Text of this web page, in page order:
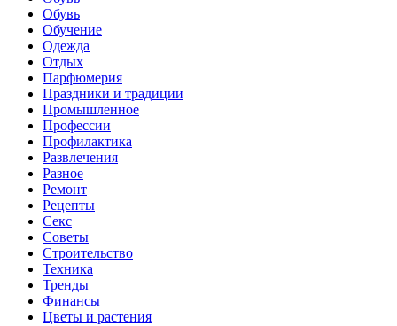
Обувь
Обучение
Одежда
Отдых
Парфюмерия
Праздники и традиции
Промышленное
Профессии
Профилактика
Развлечения
Разное
Ремонт
Рецепты
Секс
Советы
Строительство
Техника
Тренды
Финансы
Цветы и растения